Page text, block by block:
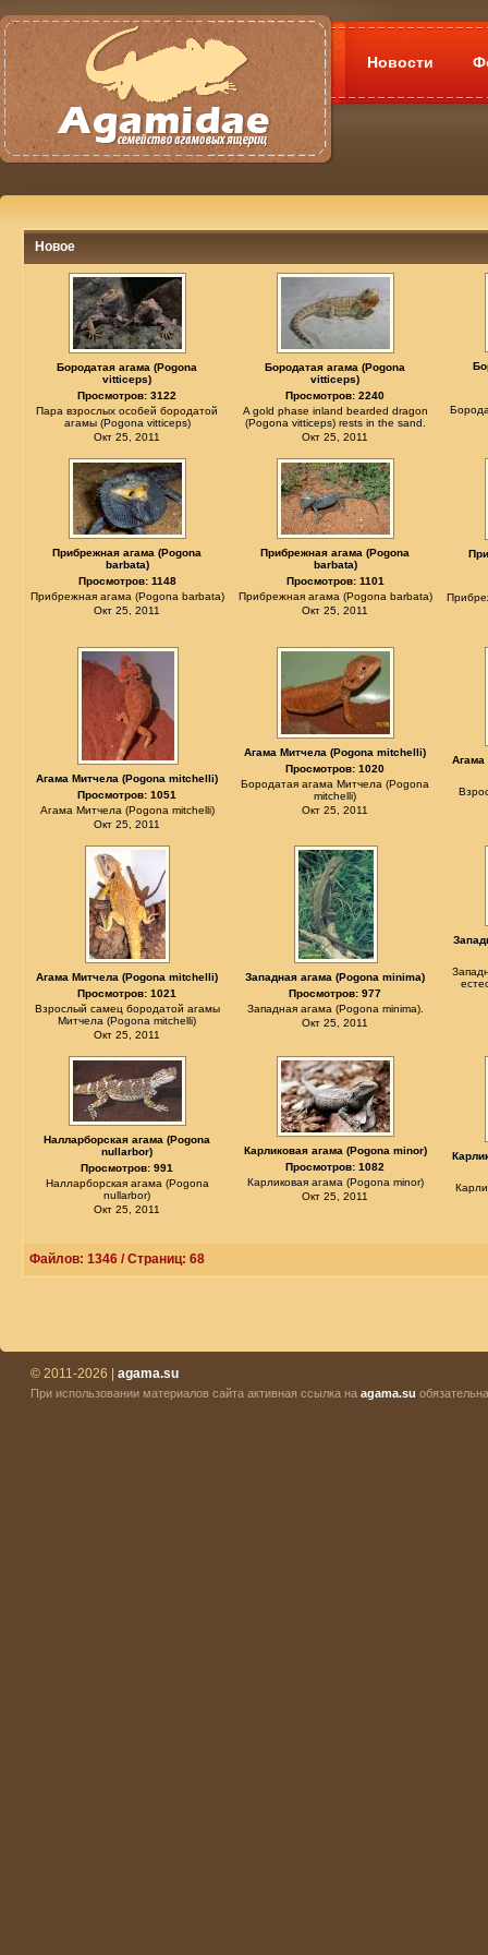
Новости
Новое
Бородатая агама (Pogona
vitticeps)
Просмотров: 3122
Пара взрослых особей бородатой
агамы (Pogona vitticeps)
Окт 25, 2011
Бородатая агама (Pogona
vitticeps)
Просмотров: 2240
A gold phase inland bearded dragon
(Pogona vitticeps) rests in the sand.
Окт 25, 2011
Прибрежная агама (Pogona
barbata)
Просмотров: 1148
Прибрежная агама (Pogona barbata)
Окт 25, 2011
Прибрежная агама (Pogona
barbata)
Просмотров: 1101
Прибрежная агама (Pogona barbata)
Окт 25, 2011
Агама Митчела (Pogona mitchelli)
Просмотров: 1051
Агама Митчела (Pogona mitchelli)
Окт 25, 2011
Агама Митчела (Pogona mitchelli)
Просмотров: 1020
Бородатая агама Митчела (Pogona
mitchelli)
Окт 25, 2011
Агама
Агама Митчела (Pogona mitchelli)
Просмотров: 1021
Взрослый самец бородатой агамы
Митчела (Pogona mitchelli)
Окт 25, 2011
Западная агама (Pogona minima)
Просмотров: 977
Западная агама (Pogona minima).
Окт 25, 2011
Налларборская агама (Pogona
nullarbor)
Просмотров: 991
Налларборская агама (Pogona
nullarbor)
Окт 25, 2011
Карликовая агама (Pogona minor)
Просмотров: 1082
Карликовая агама (Pogona minor)
Окт 25, 2011
Файлов: 1346 / Страниц: 68
© 2011-2026 | agama.su
При использовании материалов сайта активная ссылка на agama.su